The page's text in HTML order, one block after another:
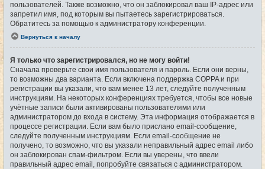
пользователей. Также возможно, что он заблокировал ваш IP-адрес или
запретил имя, под которым вы пытаетесь зарегистрироваться.
Обратитесь за помощью к администратору конференции.
Вернуться к началу
Я только что зарегистрировался, но не могу войти!
Сначала проверьте свои имя пользователя и пароль. Если они верны,
то возможны два варианта. Если включена поддержка COPPA и при
регистрации вы указали, что вам менее 13 лет, следуйте полученным
инструкциям. На некоторых конференциях требуется, чтобы все новые
учётные записи были активированы пользователями или
администратором до входа в систему. Эта информация отображается в
процессе регистрации. Если вам было прислано email-сообщение,
следуйте полученным инструкциям. Если email-сообщение не
получено, то возможно, что вы указали неправильный адрес email либо
он заблокирован спам-фильтром. Если вы уверены, что ввели
правильный адрес email, попробуйте связаться с администратором.